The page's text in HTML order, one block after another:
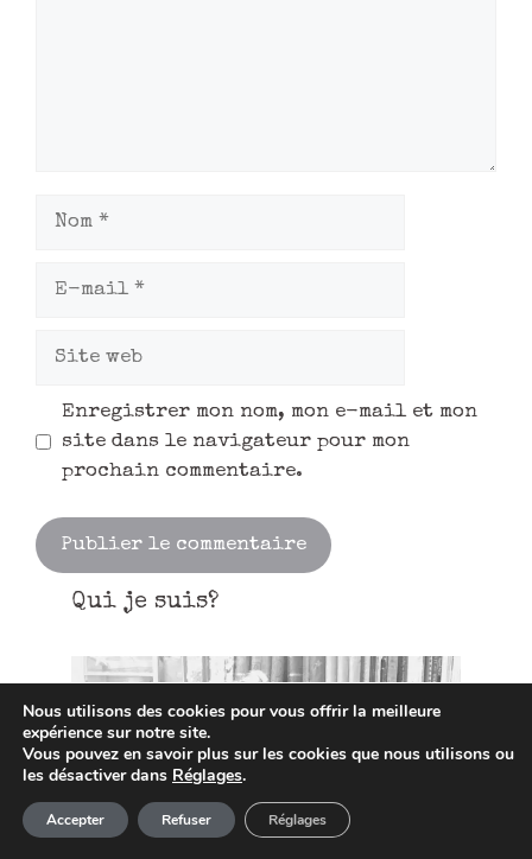
Enregistrer mon nom, mon e-mail et mon
site dans le navigateur pour mon
prochain commentaire.
Qui je suis?
Article ajouté au panier
0 Produit - 0,00
Nous utilisons des cookies pour vous offrir la meilleure
expérience sur notre site.
Vous pouvez en savoir plus sur les cookies que nous utilisons ou
les désactiver dans Réglages.
Accepter Refuser Réglages